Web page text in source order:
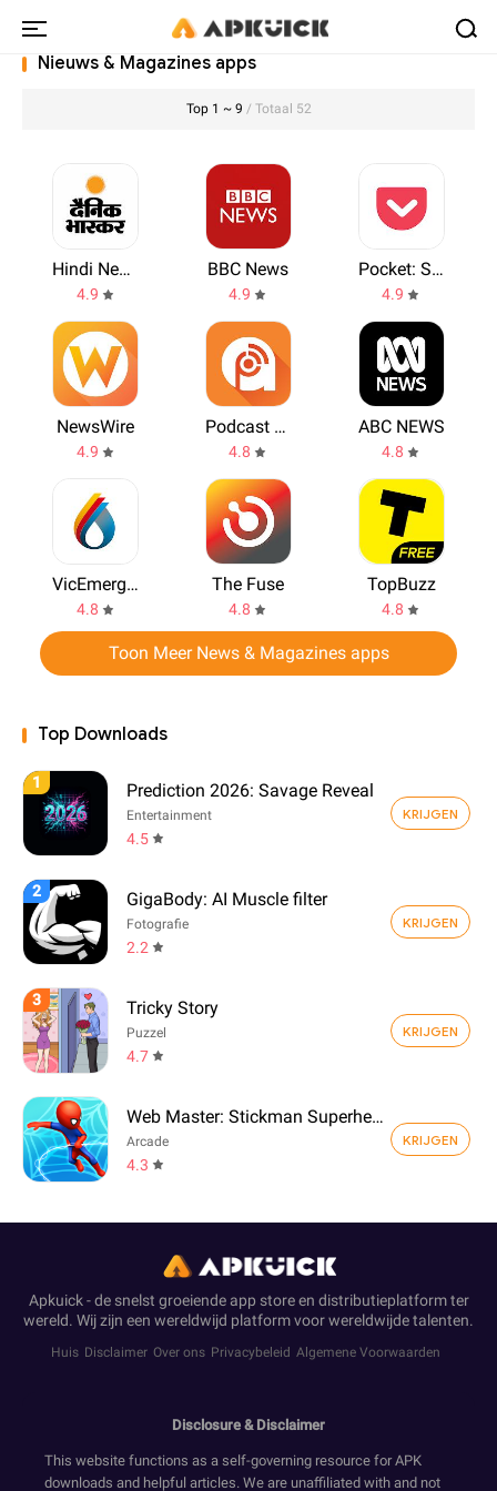
Nieuws & Magazines apps
Top 1 ~ 9 / Totaal 52
Hindi News by Dainik Bhaskar
4.9
BBC News
4.9
Pocket: Save. Read. Grow.
4.9
NewsWire
4.9
Podcast Addict
4.8
ABC NEWS
4.8
VicEmergency
4.8
The Fuse
4.8
TopBuzz
4.8
Toon Meer News & Magazines apps
Top Downloads
1 Prediction 2026: Savage Reveal
Entertainment
4.5
KRIJGEN
2 GigaBody: AI Muscle filter
Fotografie
2.2
KRIJGEN
3 Tricky Story
Puzzel
4.7
KRIJGEN
Web Master: Stickman Superhero
Arcade
4.3
KRIJGEN
Apkuick - de snelst groeiende app store en distributieplatform ter
wereld. Wij zijn een wereldwijd platform voor wereldwijde talenten.
Huis Disclaimer Over ons Privacybeleid Algemene Voorwaarden
Disclosure & Disclaimer
This website functions as a self-governing resource for APK
downloads and helpful articles. We are unaffiliated with and not